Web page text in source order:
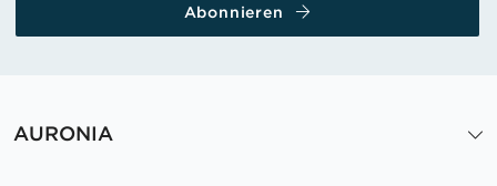
Abonnieren
AURONIA